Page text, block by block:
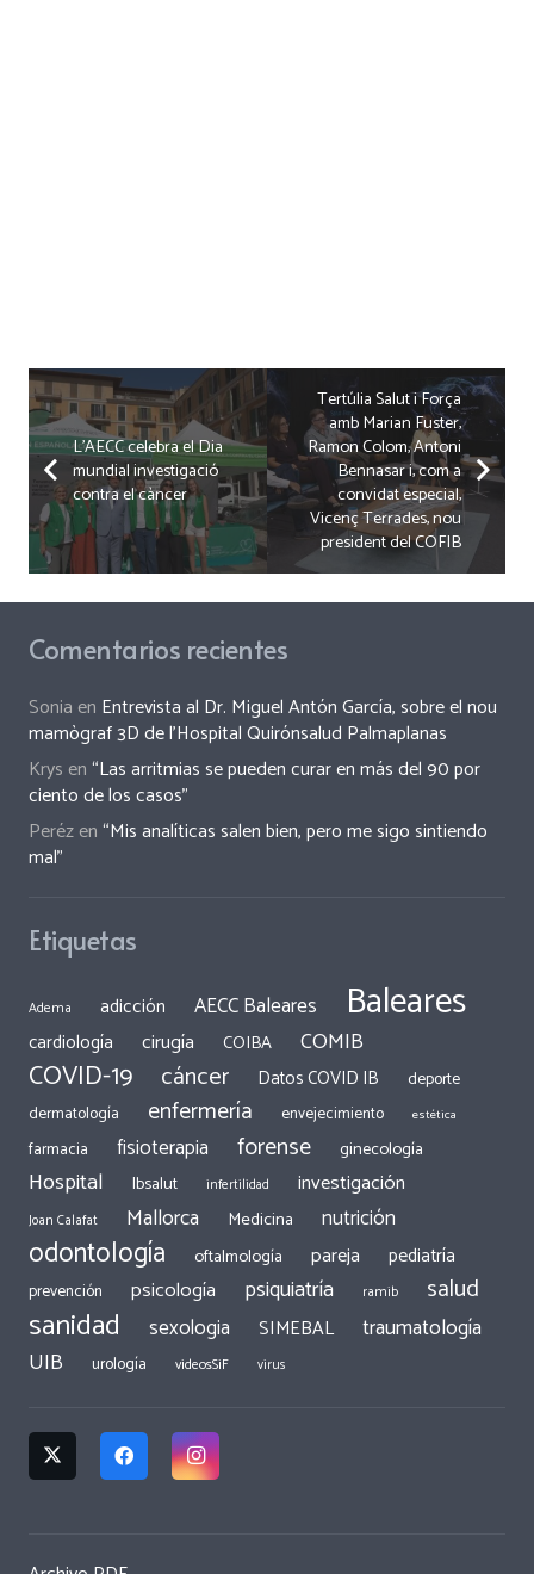
L’AECC celebra el Dia
mundial investigació
contra el càncer
Tertúlia Salut i Força
amb Marian Fuster,
Ramon Colom, Antoni
Bennasar i, com a
convidat especial,
Vicenç Terrades, nou
president del COFIB
Comentarios recientes
Sonia en Entrevista al Dr. Miguel Antón García, sobre el nou
mamògraf 3D de l’Hospital Quirónsalud Palmaplanas
Krys en“Las arritmias se pueden curar en más del 90 por
ciento de los casos”
Perézen“Mis analíticas salen bien, pero me sigo sintiendo
mal”
Etiquetas
Adema adicción AECC Baleares Baleares
cardiología cirugía COIBA COMIB
COVID-19 cáncer Datos COVID IB
deporte
dermatología
enfermería envejecimiento estética
farmacia fisioterapia forense ginecología
Hospital Ibsalut infertilidad investigación
Joan Calafat Mallorca Medicina nutrición
odontología oftalmología pareja pediatría
prevención psicología psiquiatría ramib salud
sanidad sexologia SIMEBAL traumatología
UIB urología videosSiF virus